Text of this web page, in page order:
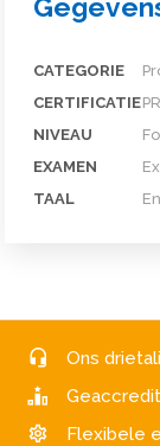
CATEGORIE
CERTIFICATIE
NIVEAU
EXAMEN
TAAL
Ons
Flexibele